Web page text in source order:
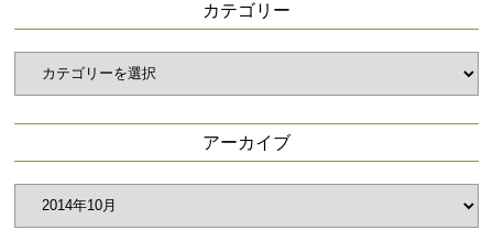
カテゴリー
カ
リ
アーカイブ
ア